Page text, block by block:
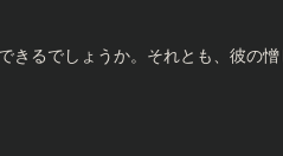
きるでしょうか。それとも、彼の